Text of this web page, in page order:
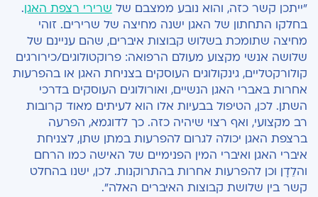
"ייתכן קשר כזה, והוא נובע ממצבם של שרירי רצפת האגן.
בחלקו התחתון של האגן ישנה מחיצה של שרירים. זוהי
מחיצה שתומכת בשלוש קבוצות איברים, שהם עניינם של
שלושה אנשי מקצוע מעולם הרפואה: פרוקטולוגים/כירורגים
קולורקטליים, גינקולוגים העוסקים בצניחת האגן או בהפרעות
אחרות באברי האגן הנשיים, ואורולוגים העוסקים בדרכי
השתן. לכן, הטיפול בבעיות אלו הוא לעיתים מאוד קרובות
רב מקצועי, ואף רצוי שיהיה כזה. כך לדוגמא, הפרעה
ברצפת האגן יכולה לגרום להפרעות במתן שתן, לצניחת
איברי האגן ואיברי המין הפנימיים של האישה כמו הרחם
והלֵדָן וכן להפרעות אחרות בהתרוקנות. לכן, ישנו בהחלט
קשר בין שלושת קבוצות האיברים האלה".